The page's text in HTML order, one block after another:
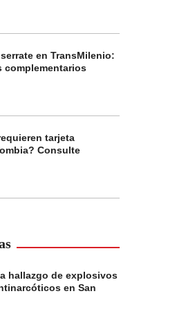
en TransMilenio:
complementarios
tarjeta
Consulte
hallazgo de explosivos
en San